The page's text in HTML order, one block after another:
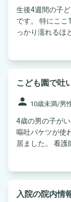
生後4週間の子
です。 特にここ
っかり濡れるほ
こども園で吐
person 10歳未満/男
4歳の男の子が
嘔吐バケツが使
居ました。 看護
入院の院内情